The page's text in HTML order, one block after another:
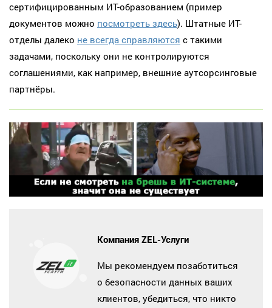
сертифицированным ИТ-образованием (пример
документов можно посмотреть здесь). Штатные ИТ-
отделы далеко не всегда справляются с такими
задачами, поскольку они не контролируются
соглашениями, как например, внешние аутсорсинговые
партнёры.
Компания ZEL-Услуги
Мы рекомендуем позаботиться
о безопасности данных ваших
клиентов, убедиться, что никто